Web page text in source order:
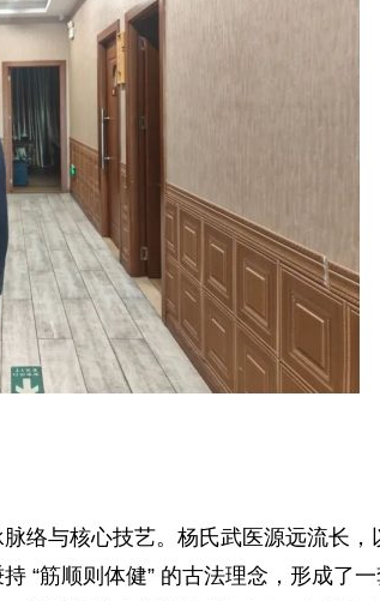
与核心技艺。杨氏武医源远流长，
“筋顺则体健” 的古法理念，形成了